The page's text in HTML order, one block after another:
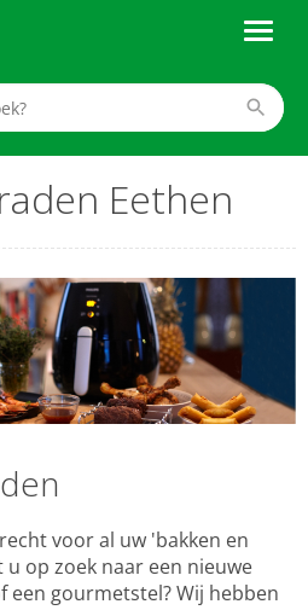
Eethen
voor al uw 'bakken en
op zoek naar een nieuwe
gourmetstel? Wij hebben